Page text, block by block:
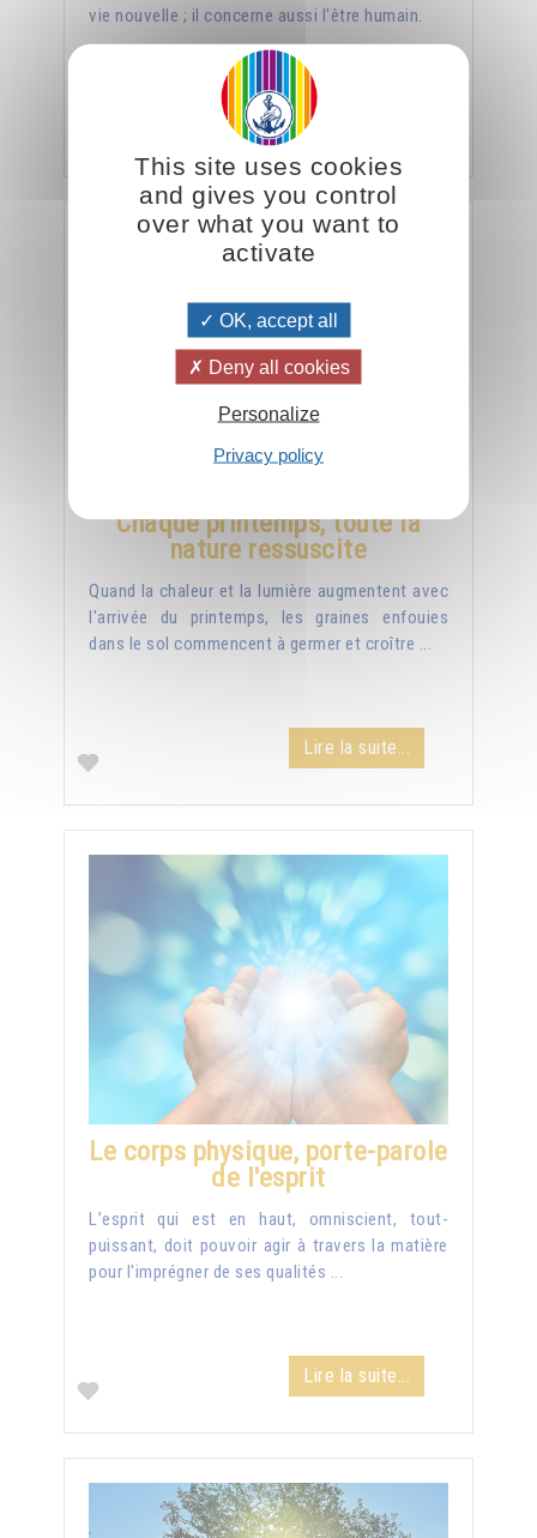
vie nouvelle ; il concerne aussi l'être humain.
Lire la suite...
Chaque printemps, toute la
nature ressuscite
Quand la chaleur et la lumière augmentent avec
l'arrivée du printemps, les graines enfouies
dans le sol commencent à germer et croître ...
Lire la suite...
Le corps physique, porte-parole
de l'esprit
L’esprit qui est en haut, omniscient, tout-
puissant, doit pouvoir agir à travers la matière
pour l'imprégner de ses qualités ...
Lire la suite...
This site uses cookies
and gives you control
over what you want to
activate
OK, accept all
Deny all cookies
Personalize
Privacy policy